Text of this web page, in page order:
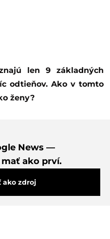
odtieňov. Ako v tomto
ženy?
News —
ako prví.
ako zdroj